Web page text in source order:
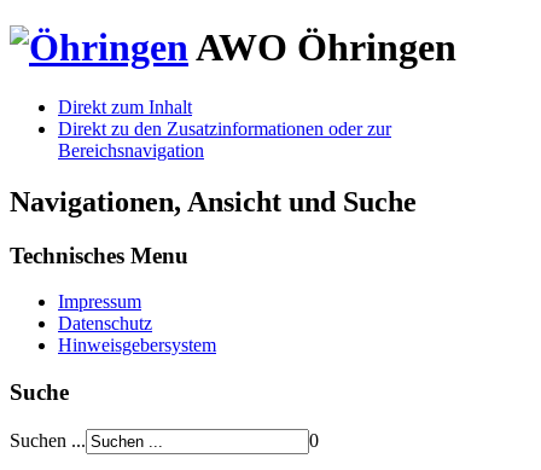
AWO Öhringen
Direkt zum Inhalt
Direkt zu den Zusatzinformationen oder zur
Bereichsnavigation
Navigationen, Ansicht und Suche
Technisches Menu
Impressum
Datenschutz
Hinweisgebersystem
Suche
Suchen ... 0